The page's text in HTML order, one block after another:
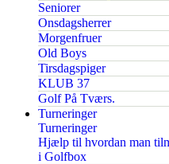
Seniorer
Onsdagsherrer
Morgenfruer
Old Boys
Tirsdagspiger
KLUB 37
Golf På Tværs.
Turneringer
Turneringer
Hjælp til hvordan man
i Golfbox